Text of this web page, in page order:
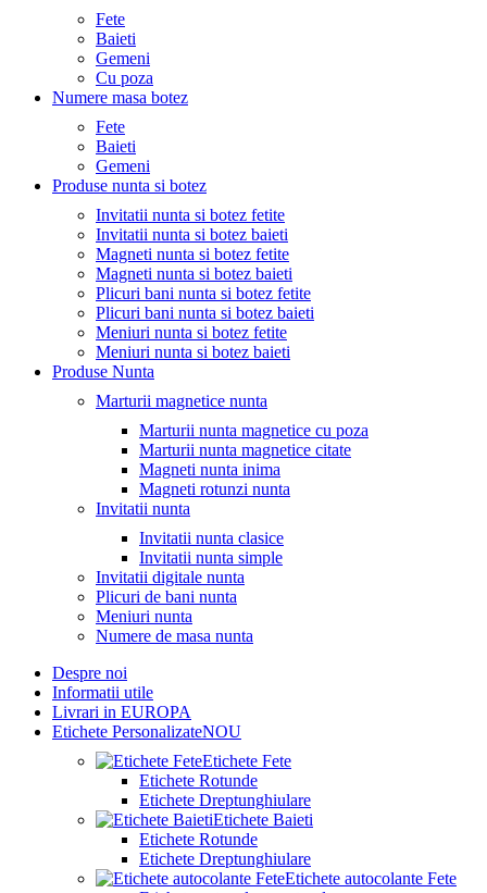
Fete
Baieti
Gemeni
Cu poza
Numere masa botez
Fete
Baieti
Gemeni
Produse nunta si botez
Invitatii nunta si botez fetite
Invitatii nunta si botez baieti
Magneti nunta si botez fetite
Magneti nunta si botez baieti
Plicuri bani nunta si botez fetite
Plicuri bani nunta si botez baieti
Meniuri nunta si botez fetite
Meniuri nunta si botez baieti
Produse Nunta
Marturii magnetice nunta
Marturii nunta magnetice cu poza
Marturii nunta magnetice citate
Magneti nunta inima
Magneti rotunzi nunta
Invitatii nunta
Invitatii nunta clasice
Invitatii nunta simple
Invitatii digitale nunta
Plicuri de bani nunta
Meniuri nunta
Numere de masa nunta
Despre noi
Informatii utile
Livrari in EUROPA
Etichete PersonalizateNOU
Etichete Fete
Etichete Rotunde
Etichete Dreptunghiulare
Etichete Baieti
Etichete Rotunde
Etichete Dreptunghiulare
Etichete autocolante Fete